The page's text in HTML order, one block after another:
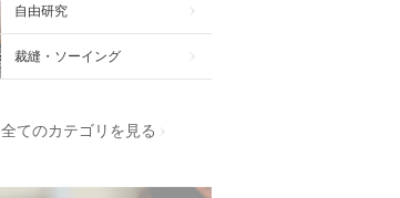
自由研究
裁縫・ソーイング
全てのカテゴリを見る